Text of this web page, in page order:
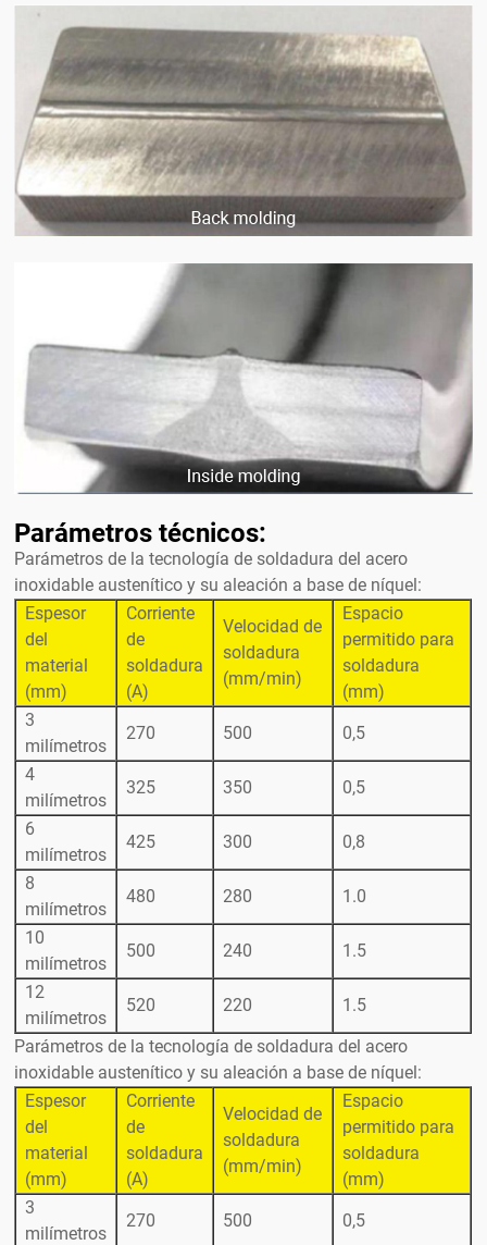
Parámetros técnicos:
Parámetros de la tecnología de soldadura del acero
inoxidable austenítico y su aleación a base de níquel:
Espesor
del
material
(mm)
Corriente
de
soldadura
(A)
Velocidad de
soldadura
(mm/min)
Espacio
permitido para
soldadura
(mm)
3
milímetros
270 500
0,5
4
milímetros
325 350
0,5
6
milímetros
425 300
0,8
8
milímetros
480 280
1.0
10
milímetros
500 240
1.5
12
milímetros
520 220
1.5
Parámetros de la tecnología de soldadura del acero
inoxidable austenítico y su aleación a base de níquel:
Espesor
del
material
(mm)
Corriente
de
soldadura
(A)
Velocidad de
soldadura
(mm/min)
Espacio
permitido para
soldadura
(mm)
3
milímetros
270 500
0,5